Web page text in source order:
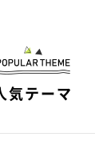
ブログとSNS
います。
気テーマ